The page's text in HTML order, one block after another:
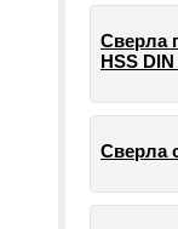
Сверла
HSS DIN
Сверла